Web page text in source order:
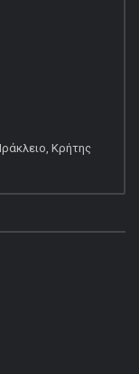
Κρήτης